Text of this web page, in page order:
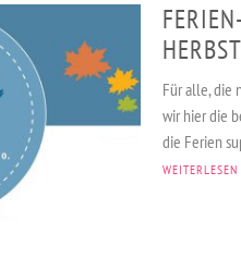
Für alle, die
wir hier die
die Ferien
WEITERLESEN